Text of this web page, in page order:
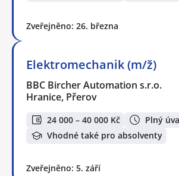
Zveřejněno: 26. března
Elektromechanik (m/ž)
BBC Bircher Automation s.r.o.
Hranice, Přerov
24 000 – 40 000 Kč
Plný
Vhodné také pro absolventy
Zveřejněno: 5. září